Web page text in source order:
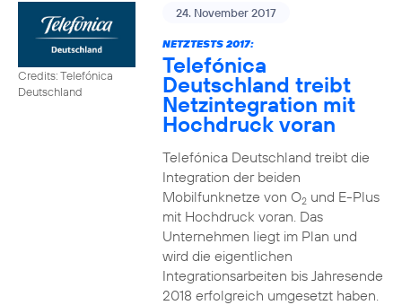
Credits: Telefónica
Deutschland
24. November 2017
NETZTESTS 2017:
Telefónica
Deutschland treibt
Netzintegration mit
Hochdruck voran
Telefónica Deutschland treibt die
Integration der beiden
Mobilfunknetze von O2und E-Plus
mit Hochdruck voran. Das
Unternehmen liegt im Plan und
wird die eigentlichen
Integrationsarbeiten bis Jahresende
2018 erfolgreich umgesetzt haben.